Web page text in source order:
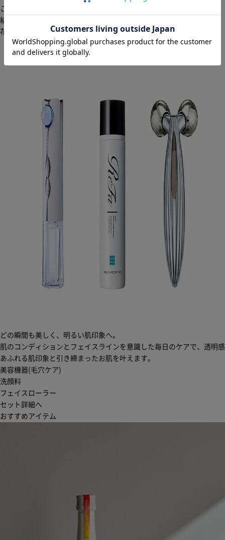
こちらもおすすめ
結婚式当日、透明感で差がつく肌ケア
花嫁ブライトアップセット
どの瞬間も美しく、明るい肌印象へ。
肌のコンディションとフェイスラインを意識した毎日のケアで、透明感
あふれる肌印象と引き締まったお肌を叶えます。
美容機器(毛穴ケア)
洗顔料
フェイスローラー
セット詳細へ
おすすめアイテム